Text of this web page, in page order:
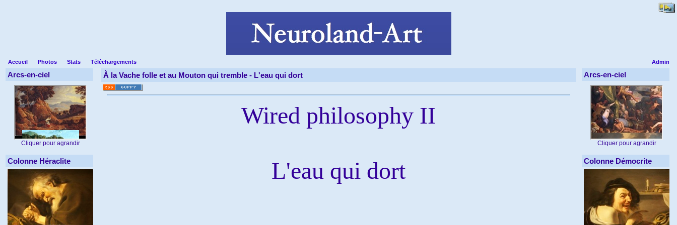
Admin
Accueil Photos Stats Téléchargements
Arcs-en-ciel
Cliquer pour agrandir
Colonne Héraclite
À la Vache folle et au Mouton qui tremble - L'eau qui dort
Wired philosophy II
L'eau qui dort
Arcs-en-ciel
Cliquer pour agrandir
Colonne Démocrite